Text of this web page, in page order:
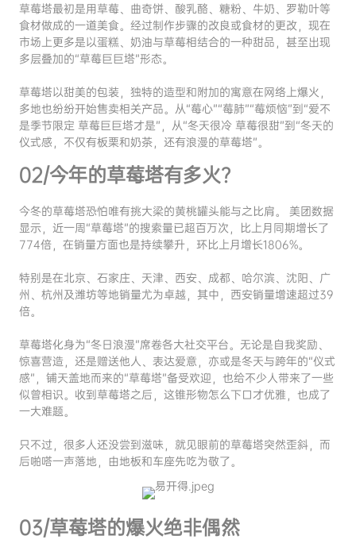
草莓塔最初是用草莓、曲奇饼、酸乳酪、糖粉、牛奶、罗勒叶等
食材做成的一道美食。经过制作步骤的改良或食材的更改，现在
市场上更多是以蛋糕、奶油与草莓相结合的一种甜品，甚至出现
多层叠加的“草莓巨巨塔”形态。
草莓塔以甜美的包装，独特的造型和附加的寓意在网络上爆火，
多地也纷纷开始售卖相关产品。从“莓心”“莓肺”“莓烦恼”到“爱不
是季节限定 草莓巨巨塔才是”，从“冬天很冷 草莓很甜”到“冬天的
仪式感，不仅有板栗和奶茶，还有浪漫的草莓塔”。
02/今年的草莓塔有多火？
今冬的草莓塔恐怕唯有挑大梁的黄桃罐头能与之比肩。 美团数据
显示，近一周“草莓塔”的搜索量已超百万次，比上月同期增长了
774倍，在销量方面也是持续攀升，环比上月增长1806%。
特别是在北京、石家庄、天津、西安、成都、哈尔滨、沈阳、广
州、杭州及潍坊等地销量尤为卓越，其中，西安销量增速超过39
倍。
草莓塔化身为“冬日浪漫”席卷各大社交平台。无论是自我奖励、
惊喜营造，还是赠送他人、表达爱意，亦或是冬天与跨年的“仪式
感”，铺天盖地而来的“草莓塔”备受欢迎，也给不少人带来了一些
似曾相识。收到草莓塔之后，这锥形物怎么下口才优雅，也成了
一大难题。
只不过，很多人还没尝到滋味，就见眼前的草莓塔突然歪斜，而
后啪嗒一声落地，由地板和车座先吃为敬了。
03/草莓塔的爆火绝非偶然